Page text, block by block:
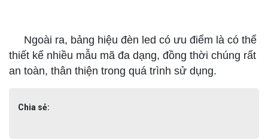
Ngoài ra, bảng hiệu đèn led có ưu điểm là có thể
thiết kế nhiều mẫu mã đa dạng, đồng thời chúng rất
an toàn, thân thiện trong quá trình sử dụng.
Chia sẻ: